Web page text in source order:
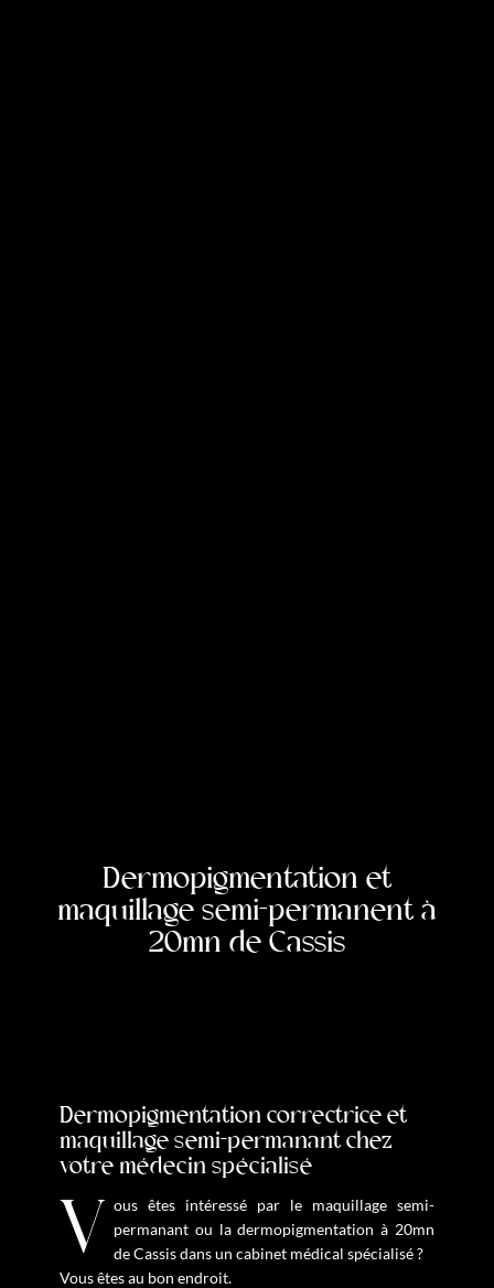
Dermopigmentation et
maquillage semi-permanent à
20mn de Cassis
Dermopigmentation correctrice et
maquillage semi-permanant chez
votre médecin spécialisé
Vous êtes intéressé par le maquillage semi-
permanant ou la dermopigmentation à 20mn
de Cassis dans un cabinet médical spécialisé ?
Vous êtes au bon endroit.